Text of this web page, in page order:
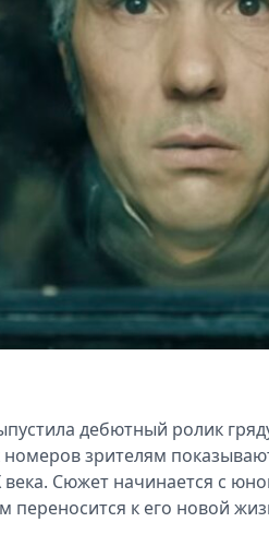
дебютный ролик
зрителям
века. Сюжет начинается с
переносится к его новой